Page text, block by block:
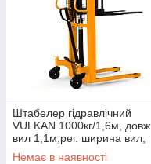
Штабелер гідравлічний
VULKAN 1000кг/1,6м, довж.
вил 1,1м,рег. ширина вил,
колір - жовтий
Немає в наявності